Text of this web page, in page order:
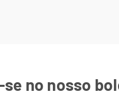
no nosso